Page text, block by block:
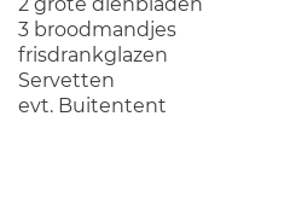
3 broodmandjes
frisdrankglazen
Servetten
evt. Buitentent